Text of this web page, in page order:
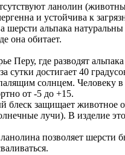
ланолин
и устойчива к
шерсти альпака
она обитает.
Перу, где разводят
сутки достигает 40
солнцем. Человеку в
от -5 до +15.
блеск защищает животное
лучи). В изделие
позволяет шерсти